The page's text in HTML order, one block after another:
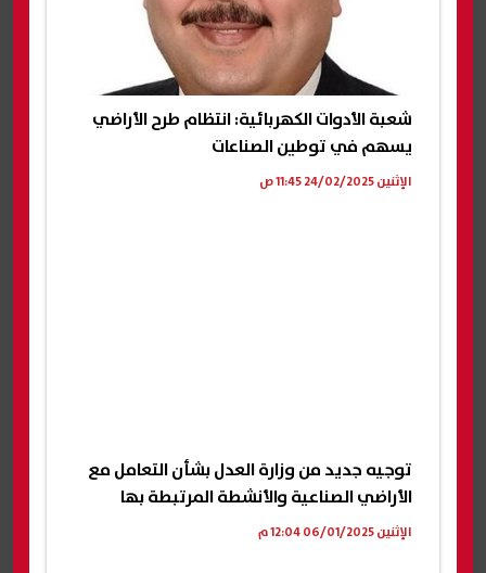
شعبة الأدوات الكهربائية: انتظام طرح الأراضي
يسهم في توطين الصناعات
الإثنين 24/02/2025 11:45 ص
توجيه جديد من وزارة العدل بشأن التعامل مع
الأراضي الصناعية والأنشطة المرتبطة بها
الإثنين 06/01/2025 12:04 م